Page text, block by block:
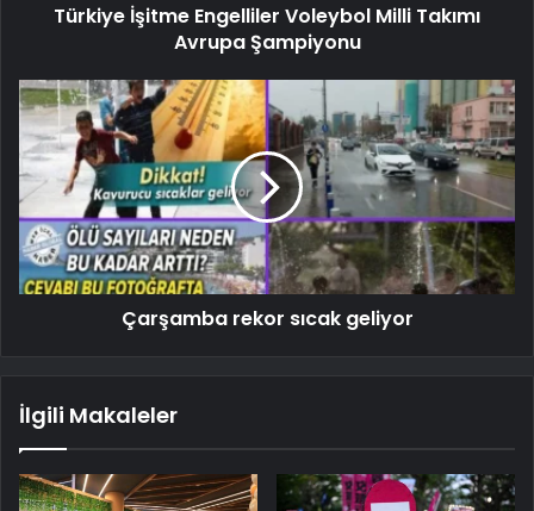
Türkiye İşitme Engelliler Voleybol Milli Takımı
Avrupa Şampiyonu
Çarşamba rekor sıcak geliyor
İlgili Makaleler